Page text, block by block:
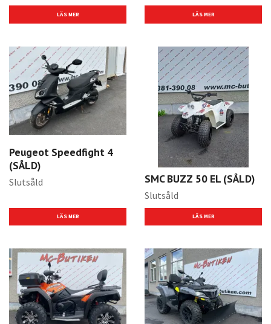
LÄS MER LÄS MER
Peugeot Speedfight 4
(SÅLD)
Slutsåld
LÄS MER
SMC BUZZ 50 EL (SÅLD)
Slutsåld
LÄS MER